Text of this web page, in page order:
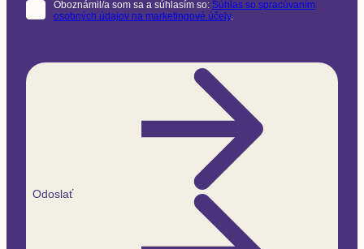
Oboznámil/a som sa a súhlasím so: Súhlas so spracúvaním
osobných údajov na marketingové účely.
Odoslať